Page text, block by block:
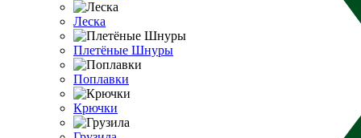
Леска
Плетёные Шнуры
Поплавки
Крючки